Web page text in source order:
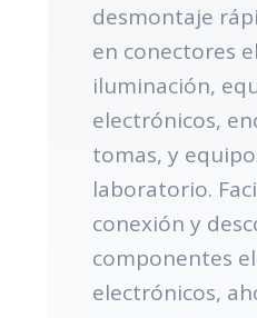
desmontaje
en conectores
iluminación,
electrónicos,
tomas, y
laboratorio.
conexión y
componentes
electrónicos,